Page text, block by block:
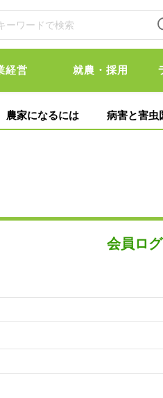
経営 就農・採用
農家になるには 病害と害虫
会員ロ